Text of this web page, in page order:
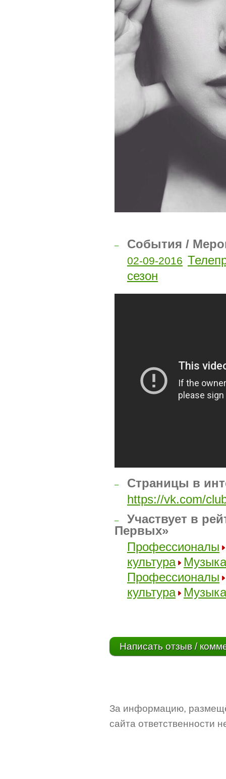
– События /
02-09-2016
сезон
–
Страницы в
https://vk.com/
–
Участвует в
Первых»
Профессионалы
культура
Музыка
Профессионалы
культура
Музыка
Написать отзыв /
За информацию,
сайта ответственности